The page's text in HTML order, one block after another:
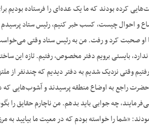
بودند که ما یک عده‌ای را فرستاده بودیم
و احوال چیست، کسب خبر کنیم، رئیس ستاد
با او صحبت کرد و رفت. من به رئیس ستاد وقتی
بایستی برویم دفتر مخصوص، رفتیم. تازه این
وقتی نزدیک شدیم به دفتر دیدیم که چندنفر از
به اوضاع منطقه پرسیدند و آشوب‌هایی که در
چه جوابی باید بدهم. من ناچارم حقایق
«شما را خواسته بودم که در معیت ما بیایید